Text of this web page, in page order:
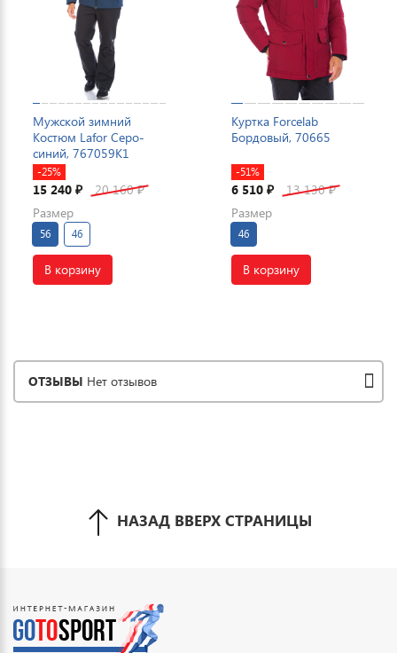
Мужской зимний
Костюм Lafor Серо-
синий, 767059K1
-25%
15 240 ₽ 20 160₽
Размер
56 46
В корзину
Куртка Forcelab
Бордовый, 70665
-51%
6 510 ₽ 13 130₽
Размер
46
В корзину
ОТЗЫВЫ Нет отзывов
НАЗАД ВВЕРХ СТРАНИЦЫ